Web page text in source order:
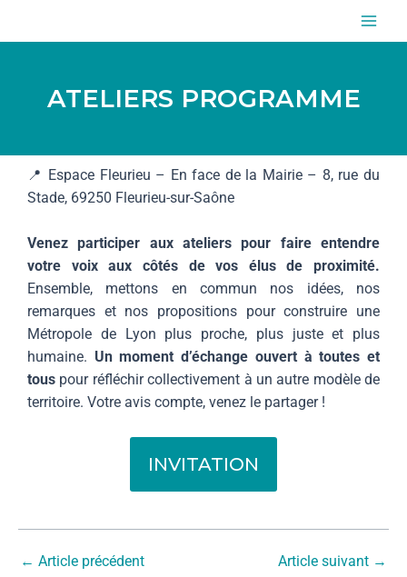
ATELIERS PROGRAMME
📍 Espace Fleurieu – En face de la Mairie – 8, rue du
Stade, 69250 Fleurieu-sur-Saône
Venez participer aux ateliers pour faire entendre
votre voix aux côtés de vos élus de proximité.
Ensemble, mettons en commun nos idées, nos
remarques et nos propositions pour construire une
Métropole de Lyon plus proche, plus juste et plus
humaine. Un moment d’échange ouvert à toutes et
tous pour réfléchir collectivement à un autre modèle de
territoire. Votre avis compte, venez le partager !
INVITATION
← Article précédent Article suivant →